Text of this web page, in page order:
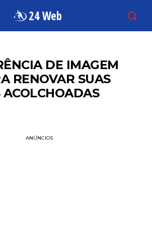
24 Web
DE IMAGEM
RENOVAR SUAS
ANÚNCIOS